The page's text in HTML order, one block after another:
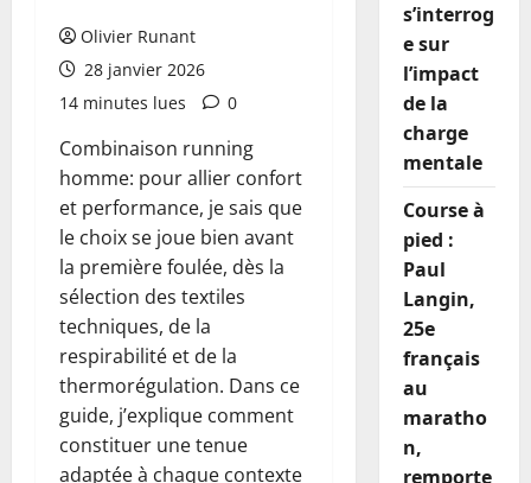
Olivier Runant
28 janvier 2026
14 minutes lues
0
Combinaison running
homme: pour allier confort
et performance, je sais que
le choix se joue bien avant
la première foulée, dès la
sélection des textiles
techniques, de la
respirabilité et de la
thermorégulation. Dans ce
guide, j’explique comment
constituer une tenue
adaptée à chaque contexte
s’interrog
e sur
l’impact
de la
charge
mentale
Course à
pied :
Paul
Langin,
25e
français
au
maratho
n,
remporte